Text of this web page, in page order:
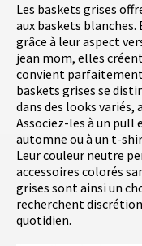
Les baskets grises
aux baskets
grâce à leur aspect
jean mom, elles
convient parfaitement
baskets grises se
dans des looks variés,
Associez-les à un pull
automne ou à un t-
Leur couleur neutre
accessoires colorés
grises sont ainsi un
recherchent
quotidien.